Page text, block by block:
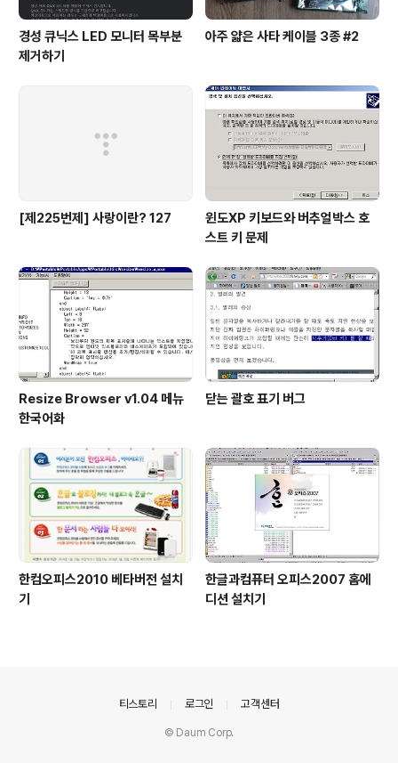
경성 큐닉스 LED 모니터 목부분
제거하기
아주 얇은 사타 케이블 3종 #2
[제225번제] 사랑이란? 127
윈도XP 키보드와 버추얼박스 호
스트 키 문제
Resize Browser v1.04 메뉴
한국어화
닫는 괄호 표기 버그
한컴오피스2010 베타버전 설치
기
한글과컴퓨터 오피스2007 홈에
디션 설치기
티스토리 로그인 고객센터
© Daum Corp.